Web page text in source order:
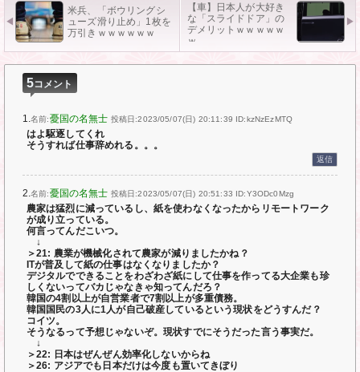
米兵、「ボウリングシ
ューズ滑り止め」1枚を
万引きｗｗｗｗｗｗ
【車】日本人が大好き
な「スライドドア」の
デメリットｗｗｗｗｗ
ｗ
5コメント
1.名前:憂国の名無士 投稿日:2023/05/07(日) 20:11:39 ID:kzNzEzMTQ
はよ駆逐してくれ
そうすれば仕事辞めれる。。。
返信
2.名前:憂国の名無士 投稿日:2023/05/07(日) 20:51:33 ID:Y3ODc0Mzg
農家は猛烈に減っているし、紙を使わなくなったからリモートワーク
が成り立っている。
何言ってんだこいつ。
↓
＞21: 農業が機械化されて農家が減りましたかね？
ITが普及して紙の仕事はなくなりましたか？
デジタルでできることをわざわざ紙にして仕事を作ってる大企業も珍
しくないってバカじゃなきゃ知ってんだろ？
韓国の4割以上が自営業者で7割以上が多重債務。
韓国国民の3人に1人が自己破産しているという現状をどうすんだ？
コイツ。
そうなるって予想じゃないぞ。現状すでにそうだった言う事実だ。
↓
＞22: 日本はぜんぜん効率化しないからね
＞26: アジアでも日本だけは今度も置いてきぼり